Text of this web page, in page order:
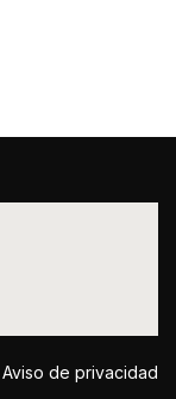
Aviso de privacidad